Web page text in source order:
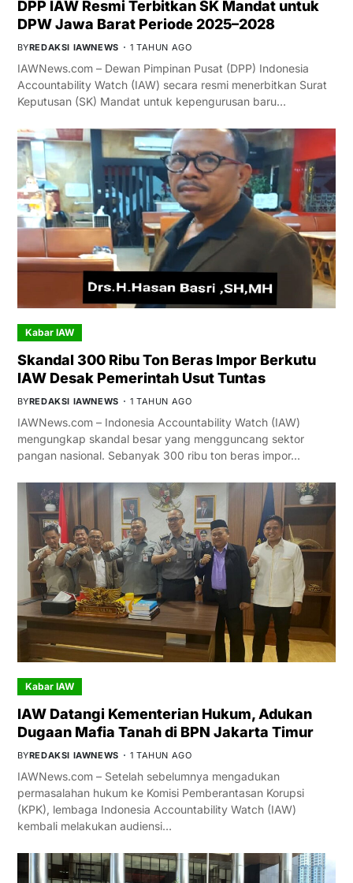
DPP IAW Resmi Terbitkan SK Mandat untuk
DPW Jawa Barat Periode 2025–2028
BYREDAKSI IAWNEWS 1 TAHUN AGO
IAWNews.com – Dewan Pimpinan Pusat (DPP) Indonesia
Accountability Watch (IAW) secara resmi menerbitkan Surat
Keputusan (SK) Mandat untuk kepengurusan baru…
Kabar IAW
Skandal 300 Ribu Ton Beras Impor Berkutu
IAW Desak Pemerintah Usut Tuntas
BYREDAKSI IAWNEWS 1 TAHUN AGO
IAWNews.com – Indonesia Accountability Watch (IAW)
mengungkap skandal besar yang mengguncang sektor
pangan nasional. Sebanyak 300 ribu ton beras impor…
Kabar IAW
IAW Datangi Kementerian Hukum, Adukan
Dugaan Mafia Tanah di BPN Jakarta Timur
BYREDAKSI IAWNEWS 1 TAHUN AGO
IAWNews.com – Setelah sebelumnya mengadukan
permasalahan hukum ke Komisi Pemberantasan Korupsi
(KPK), lembaga Indonesia Accountability Watch (IAW)
kembali melakukan audiensi…